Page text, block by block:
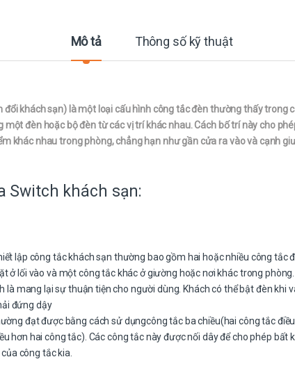
Mô tả Thông số kỹ thuật
đổi khách sạn) là một loại cấu hình công tắc đèn thường thấy trong
một đèn hoặc bộ đèn từ các vị trí khác nhau. Cách bố trí này cho
khác nhau trong phòng, chẳng hạn như gần cửa ra vào và cạnh
Switch khách sạn:
lập công tắc khách sạn thường bao gồm hai hoặc nhiều công tắc
ở lối vào và một công tắc khác ở giường hoặc nơi khác trong phòng.
là mang lại sự thuận tiện cho người dùng. Khách có thể bật đèn khi
đứng dậy
đạt được bằng cách sử dụngcông tắc ba chiều(hai công tắc
hơn hai công tắc). Các công tắc này được nối dây để cho phép bất
công tắc kia.